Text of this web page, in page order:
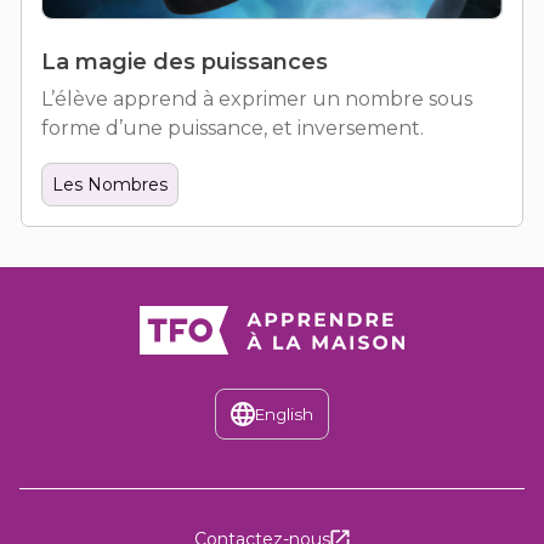
La magie des puissances
L’élève apprend à exprimer un nombre sous
forme d’une puissance, et inversement.
Les Nombres
English
Discover the English version of
Contactez-nous; ce lien s’ouvre dans